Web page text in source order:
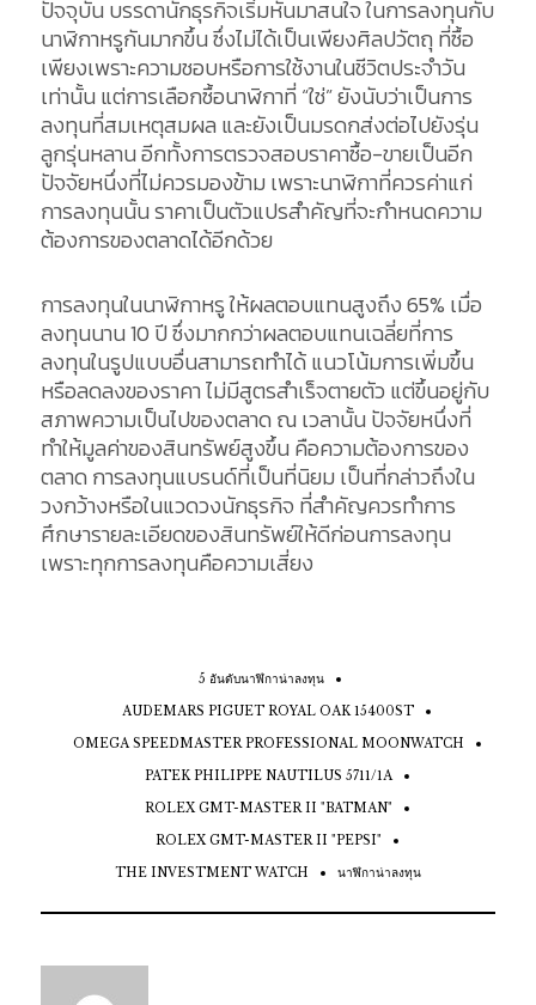
ปัจจุบัน บรรดานักธุรกิจเริ่มหันมาสนใจ ในการลงทุนกับ
นาฬิกาหรูกันมากขึ้น ซึ่งไม่ได้เป็นเพียงศิลปวัตถุ ที่ซื้อ
เพียงเพราะความชอบหรือการใช้งานในชีวิตประจำวัน
เท่านั้น แต่การเลือกซื้อนาฬิกาที่ “ใช่” ยังนับว่าเป็นการ
ลงทุนที่สมเหตุสมผล และยังเป็นมรดกส่งต่อไปยังรุ่น
ลูกรุ่นหลาน อีกทั้งการตรวจสอบราคาซื้อ-ขายเป็นอีก
ปัจจัยหนึ่งที่ไม่ควรมองข้าม เพราะนาฬิกาที่ควรค่าแก่
การลงทุนนั้น ราคาเป็นตัวแปรสำคัญที่จะกำหนดความ
ต้องการของตลาดได้อีกด้วย
การลงทุนในนาฬิกาหรู ให้ผลตอบแทนสูงถึง 65% เมื่อ
ลงทุนนาน 10 ปี ซึ่งมากกว่าผลตอบแทนเฉลี่ยที่การ
ลงทุนในรูปแบบอื่นสามารถทำได้ แนวโน้มการเพิ่มขึ้น
หรือลดลงของราคา ไม่มีสูตรสำเร็จตายตัว แต่ขึ้นอยู่กับ
สภาพความเป็นไปของตลาด ณ เวลานั้น ปัจจัยหนึ่งที่
ทำให้มูลค่าของสินทรัพย์สูงขึ้น คือความต้องการของ
ตลาด การลงทุนแบรนด์ที่เป็นที่นิยม เป็นที่กล่าวถึงใน
วงกว้างหรือในแวดวงนักธุรกิจ ที่สำคัญควรทำการ
ศึกษารายละเอียดของสินทรัพย์ให้ดีก่อนการลงทุน
เพราะทุกการลงทุนคือความเสี่ยง
5 อันดับนาฬิกาน่าลงทุน
AUDEMARS PIGUET ROYAL OAK 15400ST
OMEGA SPEEDMASTER PROFESSIONAL MOONWATCH
PATEK PHILIPPE NAUTILUS 5711/1A
ROLEX GMT-MASTER II "BATMAN"
ROLEX GMT-MASTER II "PEPSI"
THE INVESTMENT WATCH นาฬิกาน่าลงทุน